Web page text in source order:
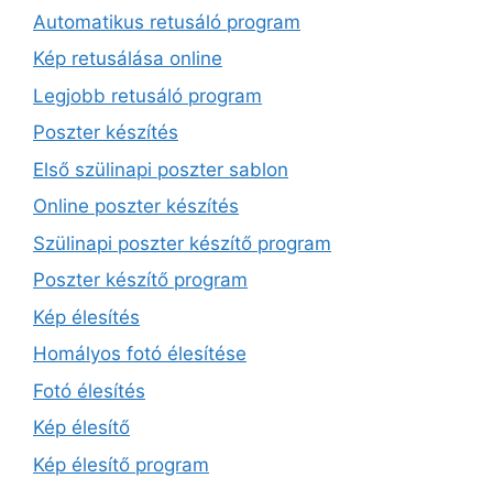
Automatikus retusáló program
Kép retusálása online
Legjobb retusáló program
Poszter készítés
Első szülinapi poszter sablon
Online poszter készítés
Szülinapi poszter készítő program
Poszter készítő program
Kép élesítés
Homályos fotó élesítése
Fotó élesítés
Kép élesítő
Kép élesítő program